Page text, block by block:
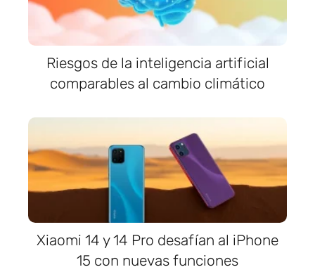
Riesgos de la inteligencia artificial
comparables al cambio climático
Xiaomi 14 y 14 Pro desafían al iPhone
15 con nuevas funciones